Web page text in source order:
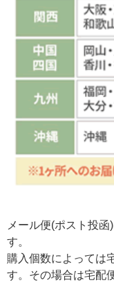
メール便(ポスト投
す。
購入個数によっては
す。その場合は宅配